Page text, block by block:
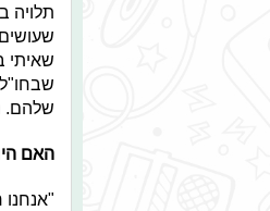
תלויה
שאיתי
שלהם.
האם